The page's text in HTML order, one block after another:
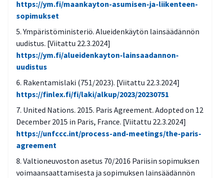
https://ym.fi/maankayton-asumisen-ja-liikenteen-
sopimukset
Ympäristöministeriö. Alueidenkäytön lainsäädännön
uudistus. [Viitattu 22.3.2024]
https://ym.fi/alueidenkayton-lainsaadannon-
uudistus
Rakentamislaki (751/2023). [Viitattu 22.3.2024]
https://finlex.fi/fi/laki/alkup/2023/20230751
United Nations. 2015. Paris Agreement. Adopted on 12
December 2015 in Paris, France. [Viitattu 22.3.2024]
https://unfccc.int/process-and-meetings/the-paris-
agreement
Valtioneuvoston asetus 70/2016 Pariisin sopimuksen
voimaansaattamisesta ja sopimuksen lainsäädännön